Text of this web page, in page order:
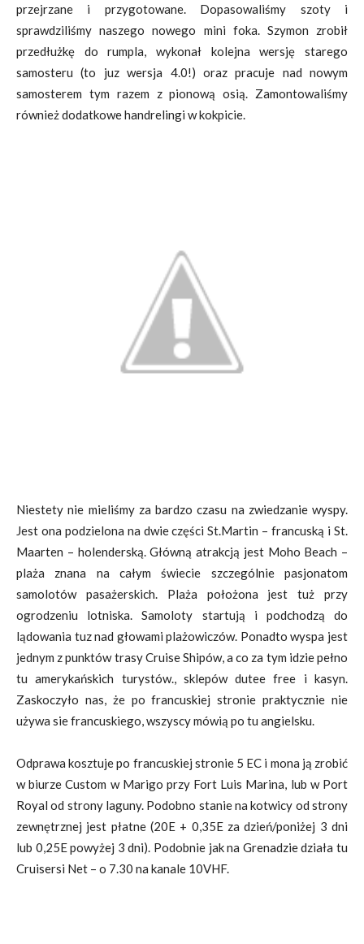
przejrzane i przygotowane. Dopasowaliśmy szoty i
sprawdziliśmy naszego nowego mini foka. Szymon zrobił
przedłużkę do rumpla, wykonał kolejna wersję starego
samosteru (to juz wersja 4.0!) oraz pracuje nad nowym
samosterem tym razem z pionową osią. Zamontowaliśmy
również dodatkowe handrelingi w kokpicie.
Niestety nie mieliśmy za bardzo czasu na zwiedzanie wyspy.
Jest ona podzielona na dwie części St.Martin – francuską i St.
Maarten – holenderską. Główną atrakcją jest Moho Beach –
plaża znana na całym świecie szczególnie pasjonatom
samolotów pasażerskich. Plaża położona jest tuż przy
ogrodzeniu lotniska. Samoloty startują i podchodzą do
lądowania tuz nad głowami plażowiczów. Ponadto wyspa jest
jednym z punktów trasy Cruise Shipów, a co za tym idzie pełno
tu amerykańskich turystów., sklepów dutee free i kasyn.
Zaskoczyło nas, że po francuskiej stronie praktycznie nie
używa sie francuskiego, wszyscy mówią po tu angielsku.
Odprawa kosztuje po francuskiej stronie 5 EC i mona ją zrobić
w biurze Custom w Marigo przy Fort Luis Marina, lub w Port
Royal od strony laguny. Podobno stanie na kotwicy od strony
zewnętrznej jest płatne (20E + 0,35E za dzień/poniżej 3 dni
lub 0,25E powyżej 3 dni). Podobnie jak na Grenadzie działa tu
Cruisersi Net – o 7.30 na kanale 10VHF.